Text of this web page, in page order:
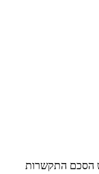
הסכם התקשרות